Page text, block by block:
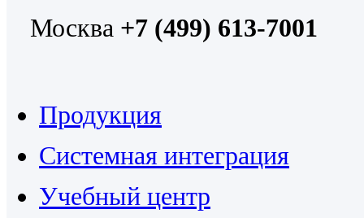
Москва +7 (499) 613-7001
Продукция
Системная интеграция
Учебный центр